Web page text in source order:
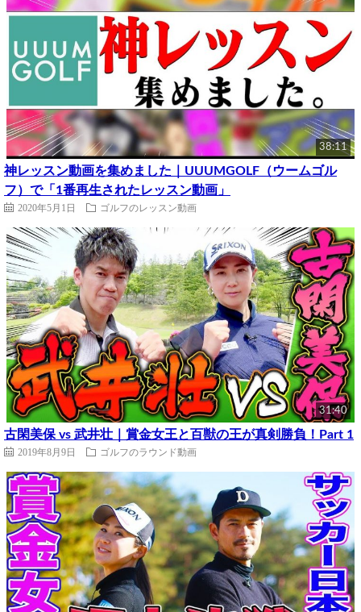
38:11
神レッスン動画を集めました｜UUUMGOLF（ウームゴル
フ）で「1番再生されたレッスン動画」
2020年5月1日 ゴルフのレッスン動画
31:40
古閑美保 vs 武井壮｜賞金女王と百獣の王が真剣勝負！Part 1
2019年8月9日 ゴルフのラウンド動画